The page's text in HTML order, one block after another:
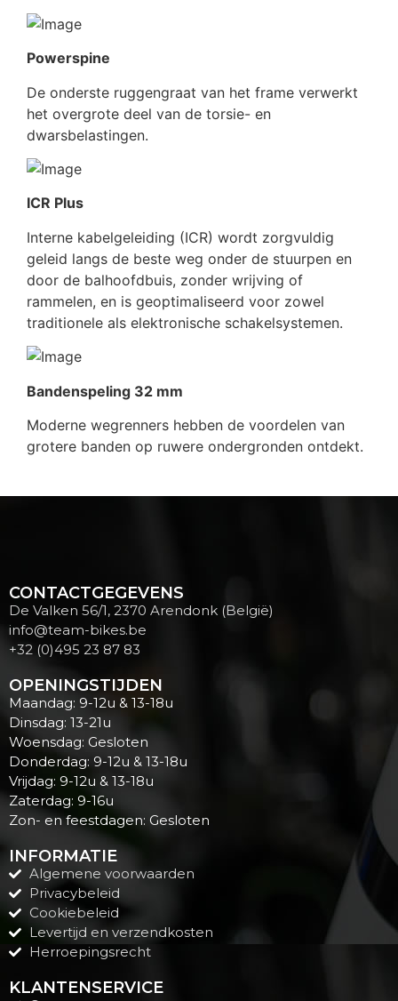
Powerspine
De onderste ruggengraat van het frame verwerkt
het overgrote deel van de torsie- en
dwarsbelastingen.
ICR Plus
Interne kabelgeleiding (ICR) wordt zorgvuldig
geleid langs de beste weg onder de stuurpen en
door de balhoofdbuis, zonder wrijving of
rammelen, en is geoptimaliseerd voor zowel
traditionele als elektronische schakelsystemen.
Bandenspeling 32 mm
Moderne wegrenners hebben de voordelen van
grotere banden op ruwere ondergronden ontdekt.
CONTACTGEGEVENS
De Valken 56/1, 2370 Arendonk (België)
info@team-bikes.be
+32 (0)495 23 87 83
OPENINGSTIJDEN
Maandag: 9-12u & 13-18u
Dinsdag: 13-21u
Woensdag: Gesloten
Donderdag: 9-12u & 13-18u
Vrijdag: 9-12u & 13-18u
Zaterdag: 9-16u
Zon- en feestdagen: Gesloten
INFORMATIE
Algemene voorwaarden
Privacybeleid
Cookiebeleid
Levertijd en verzendkosten
Herroepingsrecht
KLANTENSERVICE